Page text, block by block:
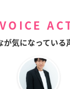
VOICE
が気になっている